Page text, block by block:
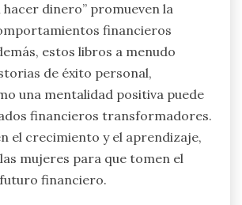
hacer dinero” promueven la
financieros
estos libros a menudo
de éxito personal,
una mentalidad positiva puede
financieros transformadores.
el crecimiento y el aprendizaje,
mujeres para que tomen el
financiero.